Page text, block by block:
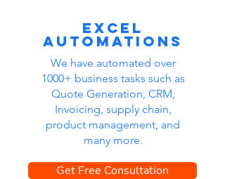
Excel
automations
We have automated over
1000+ business tasks such as
Quote Generation, CRM,
Invoicing, supply chain,
product management, and
many more.
Get Free Consultation